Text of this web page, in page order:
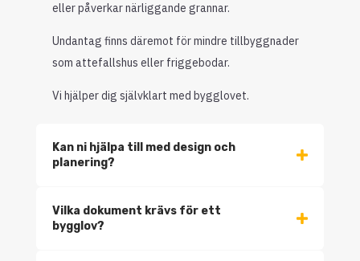
eller påverkar närliggande grannar.
Undantag finns däremot för mindre tillbyggnader
som attefallshus eller friggebodar.
Vi hjälper dig självklart med bygglovet.
Kan ni hjälpa till med design och
planering?
Vilka dokument krävs för ett
bygglov?